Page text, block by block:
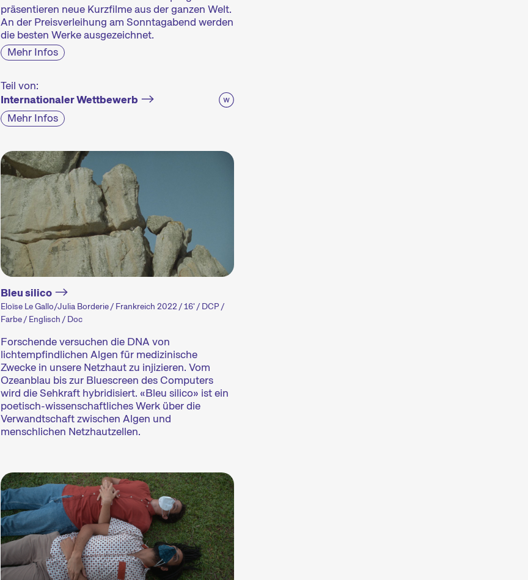
präsentieren neue Kurzfilme aus der ganzen Welt.
An der Preisverleihung am Sonntagabend werden
die besten Werke ausgezeichnet.
Mehr Infos
Teil von:
Internationaler Wettbewerb
Mehr Infos
Bleu silico
Eloïse Le Gallo/Julia Borderie / Frankreich 2022 / 16' / DCP /
Farbe / Englisch / Doc
Forschende versuchen die DNA von
lichtempfindlichen Algen für medizinische
Zwecke in unsere Netzhaut zu injizieren. Vom
Ozeanblau bis zur Bluescreen des Computers
wird die Sehkraft hybridisiert. «Bleu silico» ist ein
poetisch-wissenschaftliches Werk über die
Verwandtschaft zwischen Algen und
menschlichen Netzhautzellen.
Das Festival
Kurzfilmmetropole.
An den Kurzfilmtagen gibt es für alle etwas zu entdecken: Wir zeigen sorgfältig
zusammengestellte Kurzfilmprogramme zu aktuellen Geschehnissen oder zu Themen, die
unseren Kurator:innen unter den Nägeln brennen. Die Wettbewerbsblöcke fühlen den Puls des
aktuellen, weltweiten Filmschaffens und die Installationen, Performances und weiteren Specials
machen audiovisuelle Formen in ihrer ganzen Vielfalt erlebbar. Ein Rahmenprogramm mit
Konzerten, Lesungen und mehr erweitert das Festivalerlebnis.